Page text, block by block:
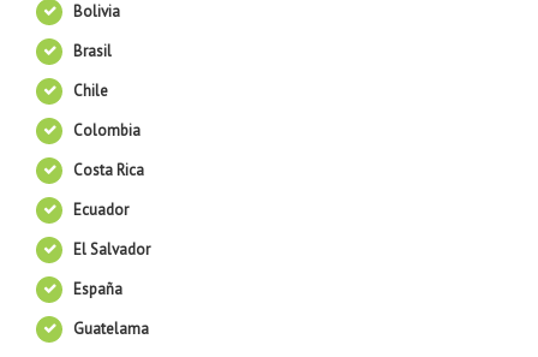
Bolivia
Brasil
Chile
Colombia
Costa Rica
Ecuador
El Salvador
España
Guatelama